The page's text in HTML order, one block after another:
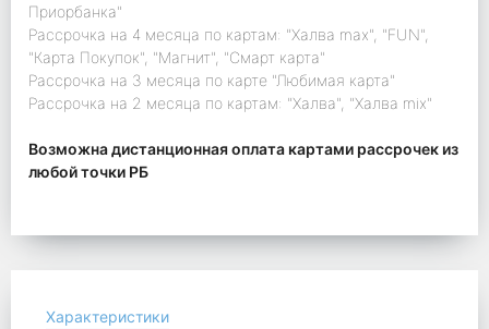
Приорбанка"
Рассрочка на 4 месяца по картам: "Халва max", "FUN",
"Карта Покупок", "Магнит", "Смарт карта"
Рассрочка на 3 месяца по карте "Любимая карта"
Рассрочка на 2 месяца по картам: "Халва", "Халва mix"
Возможна дистанционная оплата картами рассрочек из
любой точки РБ
Характеристики